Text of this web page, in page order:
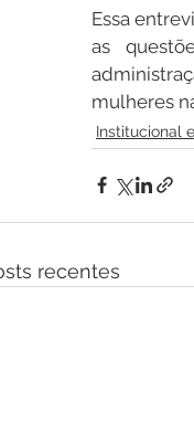
Essa
as
mulheres
Institucional
recentes